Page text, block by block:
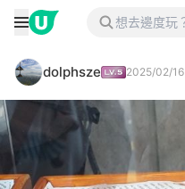
dolphsze 2025/02/16